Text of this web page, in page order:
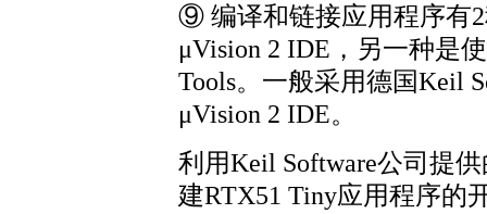
⑨ 编译和链接应用程序有
μVision 2 IDE，另一种是
Tools。一般采用德国Keil
μVision 2 IDE。
利用Keil Software公司提
建RTX51 Tiny应用程序的